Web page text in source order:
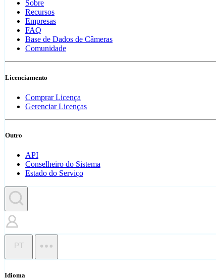
Sobre
Recursos
Empresas
FAQ
Base de Dados de Câmeras
Comunidade
Licenciamento
Comprar Licença
Gerenciar Licenças
Outro
API
Conselheiro do Sistema
Estado do Serviço
PT
Idioma